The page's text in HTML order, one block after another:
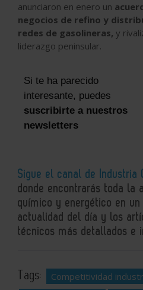
anunciaron en enero un
negocios de refino y
redes de gasolineras, y
liderazgo peninsular.
Si te ha parecido
interesante, puedes
suscribirte a nuestros
newsletters
Sigue el canal de Industria
donde encontrarás toda la
químico y energético en
actualidad del día y los
técnicos más detallados e
Tags: Competitividad